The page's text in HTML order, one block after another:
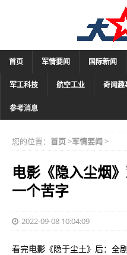
首页 军情要闻 国际新闻
军工科技 航空工业 奇闻趣
参考消息
您的位置： 首页>军情要闻>
电影《隐入尘烟
一个苦字
2022-09-08 10:04:09
看完电影 《隐于尘土》后：全